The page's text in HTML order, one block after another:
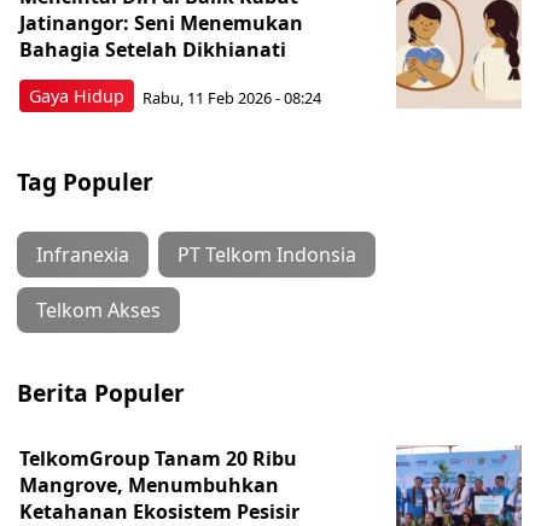
Gaya Hidup
Jatinangor: Seni Menemukan
Bahagia Setelah Dikhianati
Rabu, 11 Feb 2026 - 08:24
Tag Populer
Infranexia PT Telkom Indonsia
Telkom Akses
Berita Populer
TelkomGroup Tanam 20 Ribu
Mangrove, Menumbuhkan
Ketahanan Ekosistem Pesisir